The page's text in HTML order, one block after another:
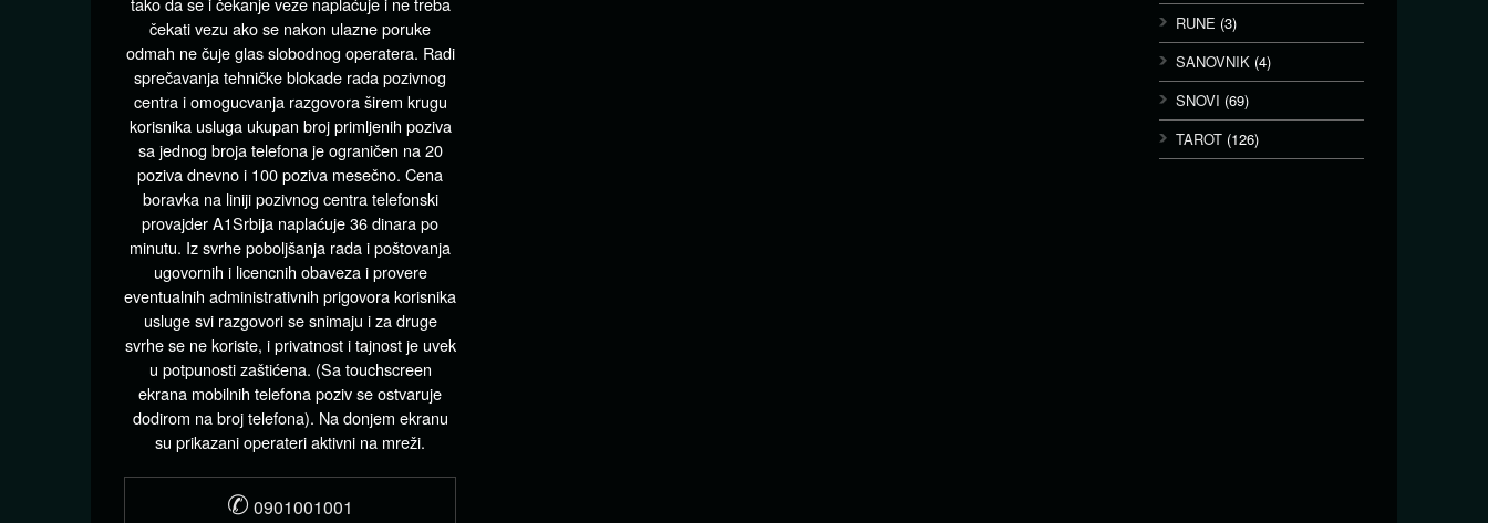
RUNE (3)
SANOVNIK (4)
SNOVI (69)
TAROT (126)
čekati vezu ako se nakon ulazne poruke
odmah ne čuje glas slobodnog operatera. Radi
sprečavanja tehničke blokade rada pozivnog
centra i omogucvanja razgovora širem krugu
korisnika usluga ukupan broj primljenih poziva
sa jednog broja telefona je ograničen na 20
poziva dnevno i 100 poziva mesečno. Cena
boravka na liniji pozivnog centra telefonski
provajder A1Srbija naplaćuje 36 dinara po
minutu. Iz svrhe poboljšanja rada i poštovanja
ugovornih i licencnih obaveza i provere
eventualnih administrativnih prigovora korisnika
usluge svi razgovori se snimaju i za druge
svrhe se ne koriste, i privatnost i tajnost je uvek
u potpunosti zaštićena. (Sa touchscreen
ekrana mobilnih telefona poziv se ostvaruje
dodirom na broj telefona). Na donjem ekranu
su prikazani operateri aktivni na mreži.
✆ 0901001001